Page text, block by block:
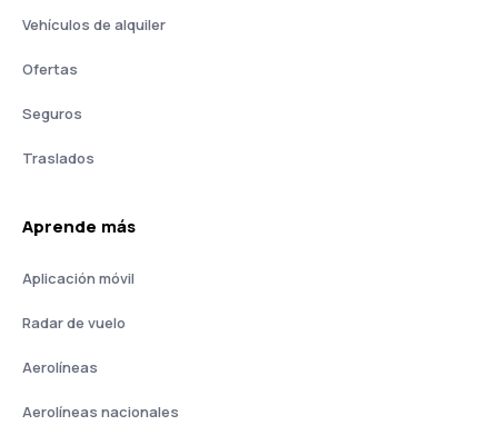
Vehículos de alquiler
Ofertas
Seguros
Traslados
Aprende más
Aplicación móvil
Radar de vuelo
Aerolíneas
Aerolíneas nacionales